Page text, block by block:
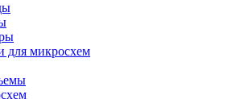
для микросхем